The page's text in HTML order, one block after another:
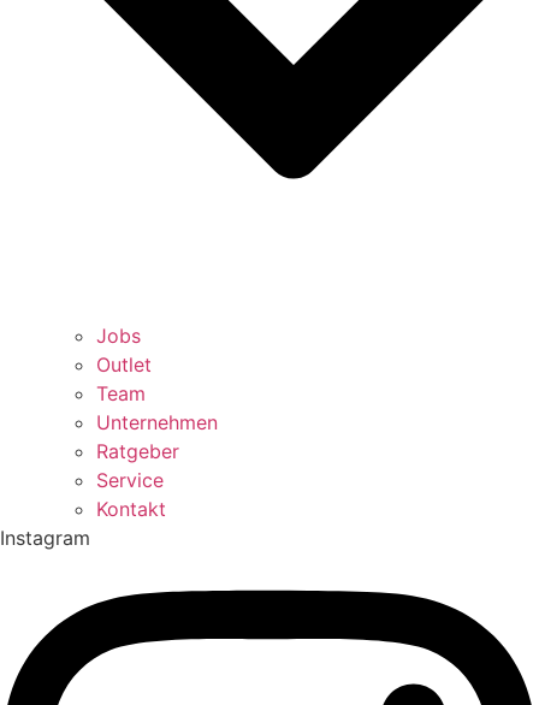
Jobs
Outlet
Team
Unternehmen
Ratgeber
Service
Kontakt
Instagram